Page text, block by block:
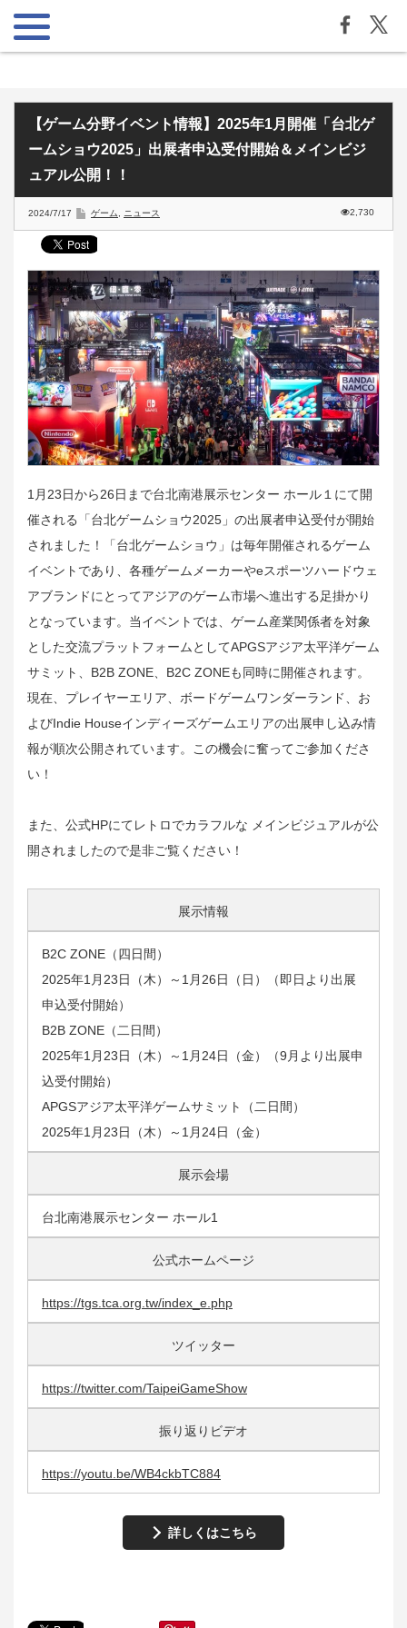
【ゲーム分野イベント情報】2025年1月開催「台北ゲ
ームショウ2025」出展者申込受付開始＆メインビジ
ュアル公開！！
2024/7/17 ゲーム ニュース 2,730
1月23日から26日まで台北南港展示センター ホール１にて開
催される「台北ゲームショウ2025」の出展者申込受付が開始
されました！「台北ゲームショウ」は毎年開催されるゲーム
イベントであり、各種ゲームメーカーやeスポーツハードウェ
アブランドにとってアジアのゲーム市場へ進出する足掛かり
となっています。当イベントでは、ゲーム産業関係者を対象
とした交流プラットフォームとしてAPGSアジア太平洋ゲーム
サミット、B2B ZONE、B2C ZONEも同時に開催されます。
現在、プレイヤーエリア、ボードゲームワンダーランド、お
よびIndie Houseインディーズゲームエリアの出展申し込み情
報が順次公開されています。この機会に奮ってご参加くださ
い！
また、公式HPにてレトロでカラフルな メインビジュアルが公
開されましたので是非ご覧ください！
展示情報
B2C ZONE（四日間）
2025年1月23日（木）～1月26日（日）（即日より出展
申込受付開始）
B2B ZONE（二日間）
2025年1月23日（木）～1月24日（金）（9月より出展申
込受付開始）
APGSアジア太平洋ゲームサミット（二日間）
2025年1月23日（木）～1月24日（金）
展示会場
台北南港展示センター ホール1
公式ホームページ
https://tgs.tca.org.tw/index_e.php
ツイッター
https://twitter.com/TaipeiGameShow
振り返りビデオ
https://youtu.be/WB4ckbTC884
詳しくはこちら